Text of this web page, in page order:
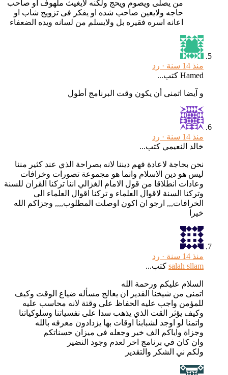
من يصلى ويصوم ويحج ولكنه لايغيث ملهوف او صاحب
حاجه ولايعين صاحب شده او يفكر فى تزويج شاب او
اعانه اسره فقيره بل ولايسلم من لسانه ويده الضعفاء
رد
Hamed كتب...
و آيضا اتمنى أن يكون وقت البرنامج أطول
رد
خالد النعيمي كتب...
نحن بحاجة لاعادة فهم ديننا لانه بصراحة الذي عند كثير مننا
ليس هو دين الاسلام وانما هو مجموعة تصورات وخرافات
وعادات انطلاقا من قول الامام الغزالي اننا تركنا القران للسنة
وتركنا السنة لاقوال العلماء و تركنا اقوال العلماء الى
الخرافات,,, ارجو ان اكون اوصلت المطلوب,,,, وجزاكم الله
رد
salah sllamكتب...
السلام عليكم ورحمة الله
اتمنى من شيخنا القدير ان يعالج مسأله ضياع الوقت وكيف
للمؤمن واجب عليه الحفاظ على وقتة لانه محاسب عليه
وكيف يؤثر القت الذي يذهب سدا على نفسياتنا وسلوكياتنا
واتمنا لو اوجد لشبابنا اوقات بها يزدادون معرفه بالله
وجزاة واياكم الف خير وجعله في ميزان حسناتكم
وان كان في برنامج اخر لعدم وجود النضير
ولكم ني الشكر والتقدير